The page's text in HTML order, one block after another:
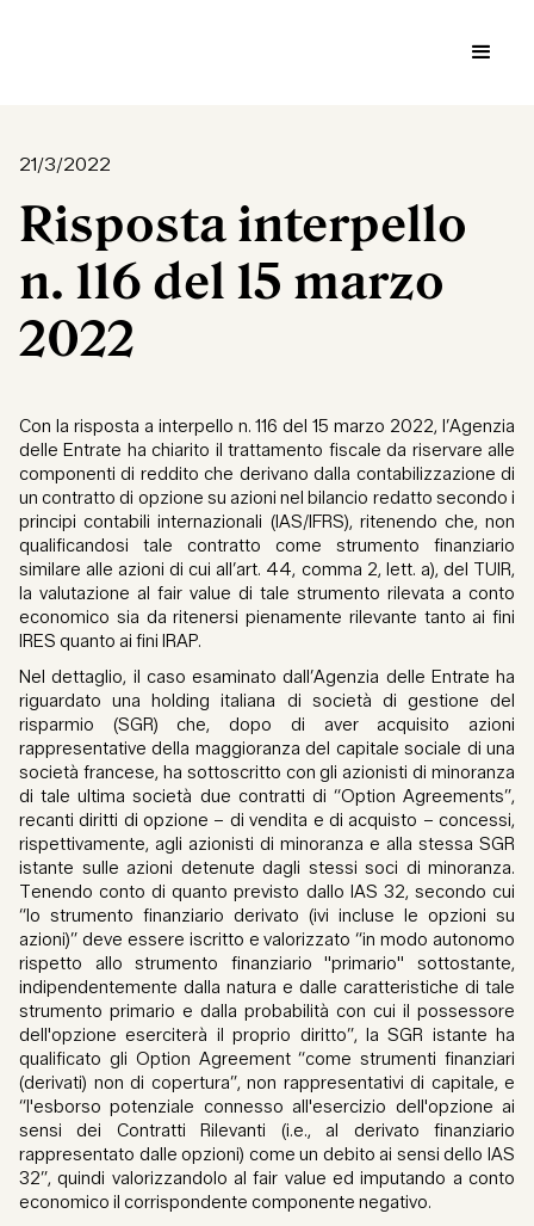
21/3/2022
Risposta interpello
n. 116 del 15 marzo
2022
Con la risposta a interpello n. 116 del 15 marzo 2022, l’Agenzia
delle Entrate ha chiarito il trattamento fiscale da riservare alle
componenti di reddito che derivano dalla contabilizzazione di
un contratto di opzione su azioni nel bilancio redatto secondo i
principi contabili internazionali (IAS/IFRS), ritenendo che, non
qualificandosi tale contratto come strumento finanziario
similare alle azioni di cui all’art. 44, comma 2, lett. a), del TUIR,
la valutazione al fair value di tale strumento rilevata a conto
economico sia da ritenersi pienamente rilevante tanto ai fini
IRES quanto ai fini IRAP.
Nel dettaglio, il caso esaminato dall’Agenzia delle Entrate ha
riguardato una holding italiana di società di gestione del
risparmio (SGR) che, dopo di aver acquisito azioni
rappresentative della maggioranza del capitale sociale di una
società francese, ha sottoscritto con gli azionisti di minoranza
di tale ultima società due contratti di “Option Agreements”,
recanti diritti di opzione – di vendita e di acquisto – concessi,
rispettivamente, agli azionisti di minoranza e alla stessa SGR
istante sulle azioni detenute dagli stessi soci di minoranza.
Tenendo conto di quanto previsto dallo IAS 32, secondo cui
“lo strumento finanziario derivato (ivi incluse le opzioni su
azioni)” deve essere iscritto e valorizzato “in modo autonomo
rispetto allo strumento finanziario "primario" sottostante,
indipendentemente dalla natura e dalle caratteristiche di tale
strumento primario e dalla probabilità con cui il possessore
dell'opzione eserciterà il proprio diritto”, la SGR istante ha
qualificato gli Option Agreement “come strumenti finanziari
(derivati) non di copertura”, non rappresentativi di capitale, e
“l'esborso potenziale connesso all'esercizio dell'opzione ai
sensi dei Contratti Rilevanti (i.e., al derivato finanziario
rappresentato dalle opzioni) come un debito ai sensi dello IAS
32”, quindi valorizzandolo al fair value ed imputando a conto
economico il corrispondente componente negativo.